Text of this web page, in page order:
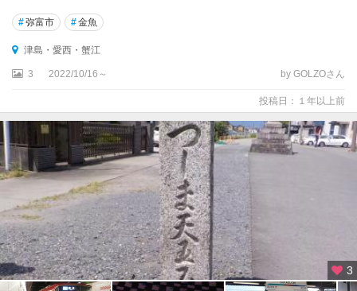
#弥富市 #金魚
津島・愛西・蟹江
3 2022/10/16～ by GOLZOさん
投稿日：１年以上前
3